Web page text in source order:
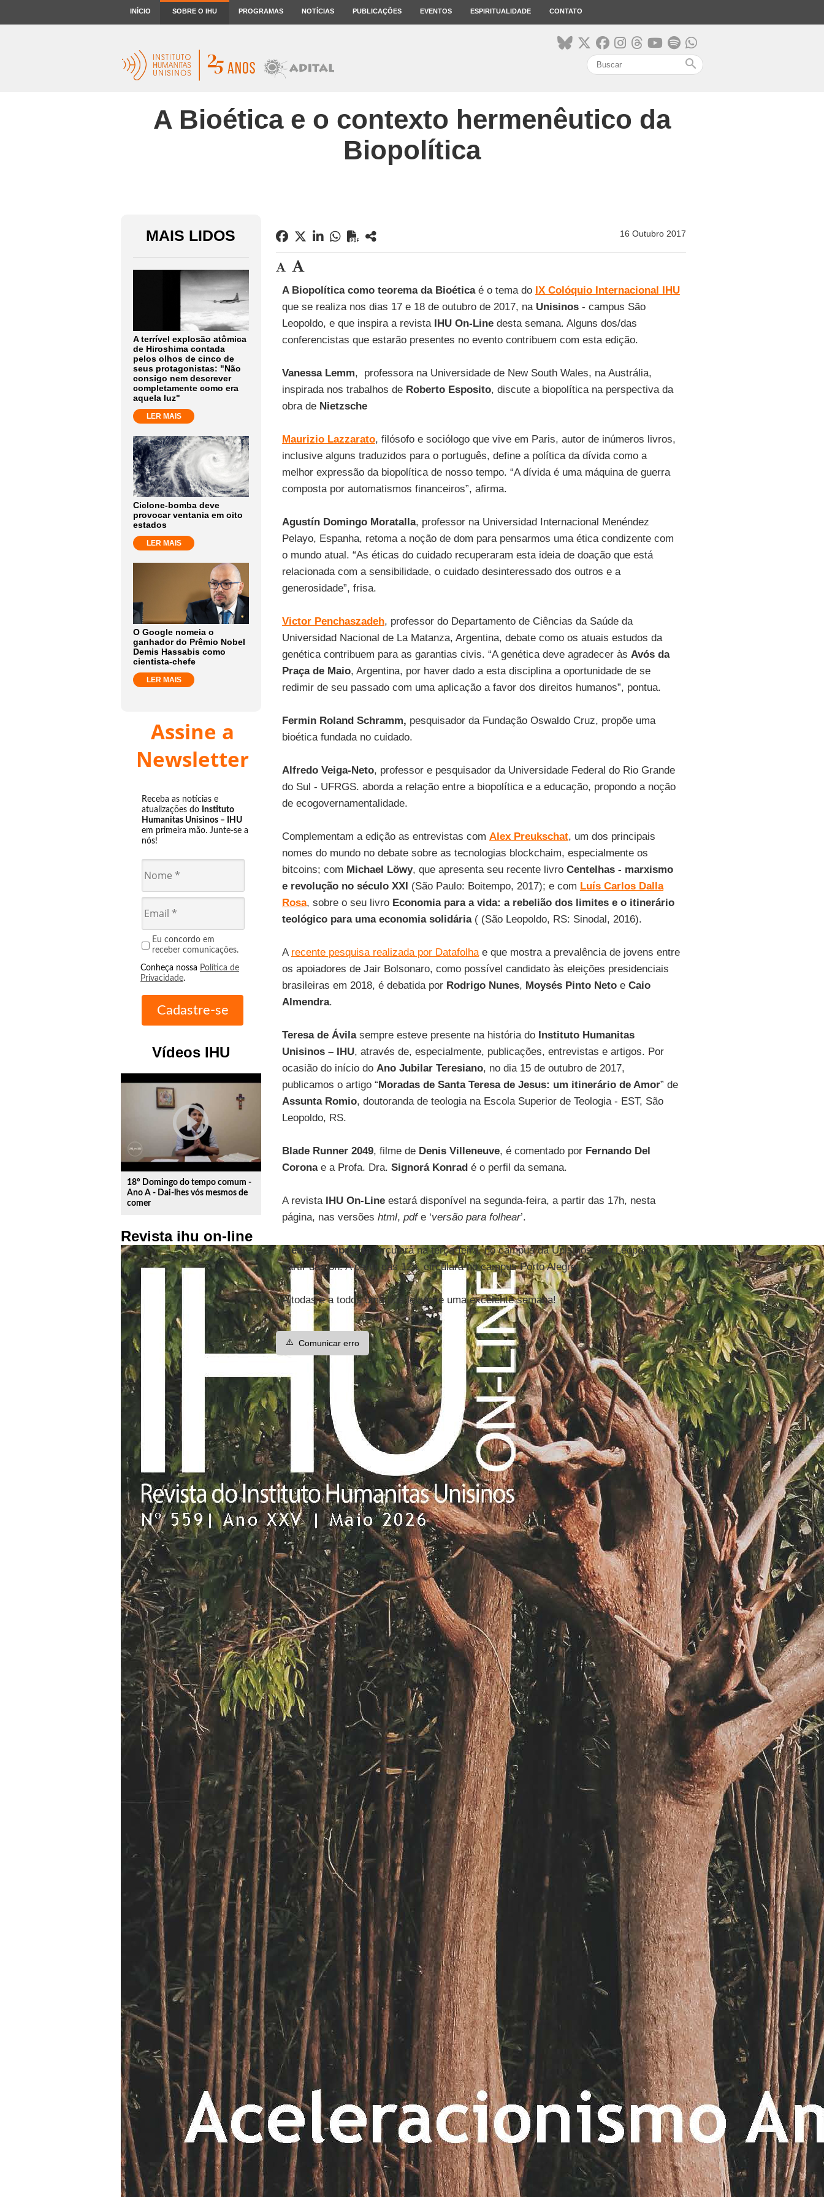
INÍCIO SOBRE O IHU PROGRAMAS NOTÍCIAS PUBLICAÇÕES EVENTOS ESPIRITUALIDADE CONTATO
search
A Bioética e o contexto hermenêutico da
Biopolítica
MAIS LIDOS
A terrível explosão atômica
de Hiroshima contada
pelos olhos de cinco de
seus protagonistas: "Não
consigo nem descrever
completamente como era
aquela luz"
LER MAIS
Ciclone-bomba deve
provocar ventania em oito
estados
LER MAIS
O Google nomeia o
ganhador do Prêmio Nobel
Demis Hassabis como
cientista-chefe
LER MAIS
Assine a
Newsletter
Receba as notícias e
atualizações do Instituto
Humanitas Unisinos – IHU
em primeira mão. Junte-se a
nós!
Eu concordo em
receber comunicações.
Conheça nossa Política de
Privacidade.
Vídeos IHU
play_circle_outline
18º Domingo do tempo comum -
Ano A - Dai-lhes vós mesmos de
comer
Revista ihu on-line
16 Outubro 2017
A Biopolítica como teorema da Bioéticaé o tema do IX Colóquio Internacional IHU
que se realiza nos dias 17 e 18 de outubro de 2017, na Unisinos- campus São
Leopoldo, e que inspira a revista IHU On-Linedesta semana. Alguns dos/das
conferencistas que estarão presentes no evento contribuem com esta edição.
Vanessa Lemm, professora na Universidade de New South Wales, na Austrália,
inspirada nos trabalhos de Roberto Esposito, discute a biopolítica na perspectiva da
obra de Nietzsche
Maurizio Lazzarato, filósofo e sociólogo que vive em Paris, autor de inúmeros livros,
inclusive alguns traduzidos para o português, define a política da dívida como a
melhor expressão da biopolítica de nosso tempo. “A dívida é uma máquina de guerra
composta por automatismos financeiros”, afirma.
Agustín Domingo Moratalla, professor na Universidad Internacional Menéndez
Pelayo, Espanha, retoma a noção de dom para pensarmos uma ética condizente com
o mundo atual. “As éticas do cuidado recuperaram esta ideia de doação que está
relacionada com a sensibilidade, o cuidado desinteressado dos outros e a
generosidade”, frisa.
Victor Penchaszadeh, professor do Departamento de Ciências da Saúde da
Universidad Nacional de La Matanza, Argentina, debate como os atuais estudos da
genética contribuem para as garantias civis. “A genética deve agradecer às Avós da
Praça de Maio, Argentina, por haver dado a esta disciplina a oportunidade de se
redimir de seu passado com uma aplicação a favor dos direitos humanos”, pontua.
Fermin Roland Schramm, pesquisador da Fundação Oswaldo Cruz, propõe uma
bioética fundada no cuidado.
Alfredo Veiga-Neto, professor e pesquisador da Universidade Federal do Rio Grande
do Sul - UFRGS. aborda a relação entre a biopolítica e a educação, propondo a noção
de ecogovernamentalidade.
Complementam a edição as entrevistas com Alex Preukschat, um dos principais
nomes do mundo no debate sobre as tecnologias blockchaim, especialmente os
bitcoins; com Michael Löwy, que apresenta seu recente livro Centelhas - marxismo
e revolução no século XXI (São Paulo: Boitempo, 2017); e com Luís Carlos Dalla
Rosa, sobre o seu livro Economia para a vida: a rebelião dos limites e o itinerário
teológico para uma economia solidária( (São Leopoldo, RS: Sinodal, 2016).
A recente pesquisa realizada por Datafolhae que mostra a prevalência de jovens entre
os apoiadores de Jair Bolsonaro, como possível candidato às eleições presidenciais
brasileiras em 2018, é debatida por Rodrigo Nunes, Moysés Pinto Netoe Caio
Almendra.
Teresa de Ávilasempre esteve presente na história do Instituto Humanitas
Unisinos – IHU, através de, especialmente, publicações, entrevistas e artigos. Por
ocasião do início do Ano Jubilar Teresiano, no dia 15 de outubro de 2017,
publicamos o artigo “Moradas de Santa Teresa de Jesus: um itinerário de Amor” de
Assunta Romio, doutoranda de teologia na Escola Superior de Teologia - EST, São
Leopoldo, RS.
Blade Runner 2049, filme de Denis Villeneuve, é comentado por Fernando Del
Coronae a Profa. Dra. Signorá Konradé o perfil da semana.
A revista IHU On-Lineestará disponível na segunda-feira, a partir das 17h, nesta
página, nas versões html, pdfe ‘versão para folhear’.
Aedição impressa circulará na terça-feira, no campus da Unisinos São Leopoldo, a
partir das 8h. A partir das 12h, circulará no campus Porto Alegre.
A todas e a todos uma boa leitura e uma excelente semana!
⚠️ Comunicar erro